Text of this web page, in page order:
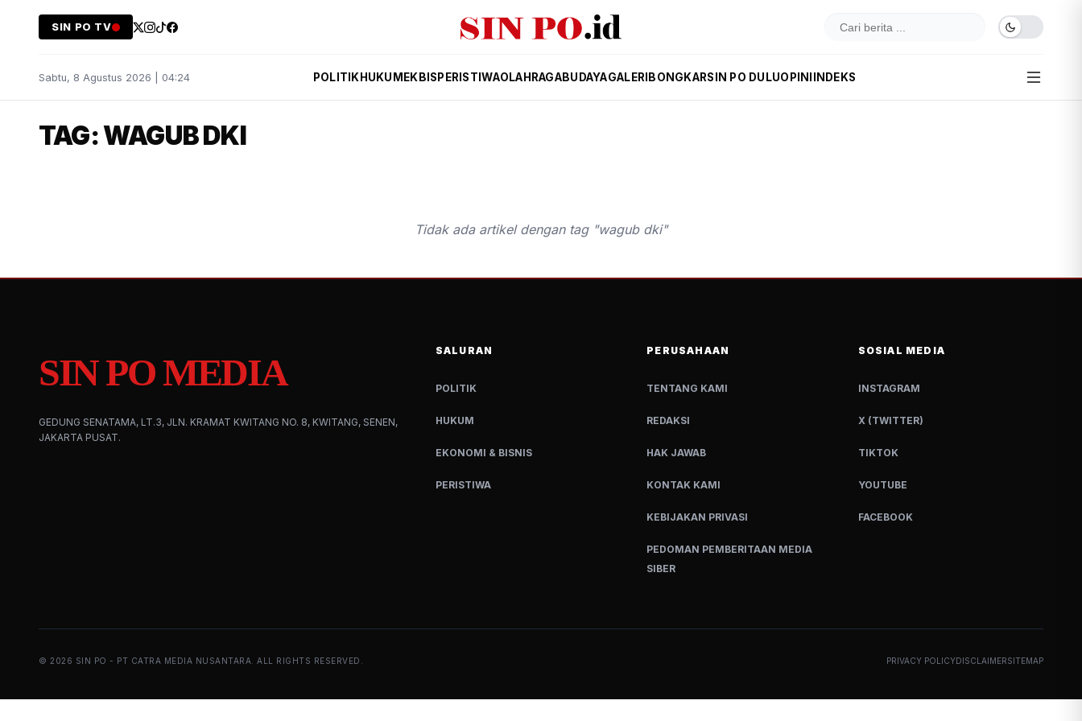
SIN PO TV
Sabtu, 8 Agustus 2026 | 04:24 POLITIK HUKUM EKBIS PERISTIWAOLAHRAGABUDAYAGALERI BONGKARSIN PO DULUOPINI INDEKS
TAG: WAGUB DKI
Tidak ada artikel dengan tag "wagub dki"
SIN PO MEDIA
GEDUNG SENATAMA, LT.3, JLN. KRAMAT KWITANG NO. 8, KWITANG, SENEN,
JAKARTA PUSAT.
SALURAN
POLITIK
HUKUM
EKONOMI & BISNIS
PERISTIWA
PERUSAHAAN
TENTANG KAMI
REDAKSI
HAK JAWAB
KONTAK KAMI
KEBIJAKAN PRIVASI
PEDOMAN PEMBERITAAN MEDIA
SIBER
SOSIAL MEDIA
INSTAGRAM
X (TWITTER)
TIKTOK
YOUTUBE
FACEBOOK
© 2026 SIN PO - PT CATRA MEDIA NUSANTARA. ALL RIGHTS RESERVED. PRIVACY POLICYDISCLAIMERSITEMAP